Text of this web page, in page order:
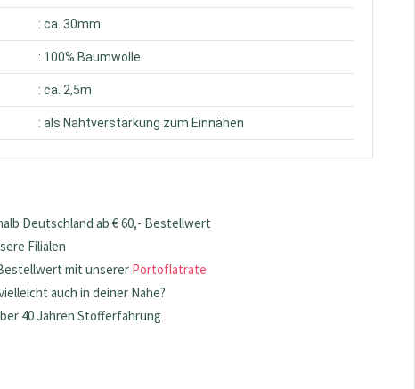
: ca. 30mm
: 100% Baumwolle
: ca. 2,5m
: als Nahtverstärkung zum Einnähen
Deutschland ab € 60,- Bestellwert
Filialen
mit unserer Portoflatrate
auch in deiner Nähe?
40 Jahren Stofferfahrung